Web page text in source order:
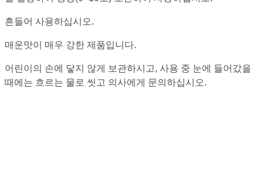
흔들어 사용하십시오.
매운맛이 매우 강한 제품입니다.
어린이의 손에 닿지 않게 보관하시고, 사용 중 눈에 들어갔을
때에는 흐르는 물로 씻고 의사에게 문의하십시오.